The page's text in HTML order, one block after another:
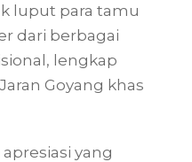
luput para tamu
dari berbagai
lengkap
Goyang khas
yang